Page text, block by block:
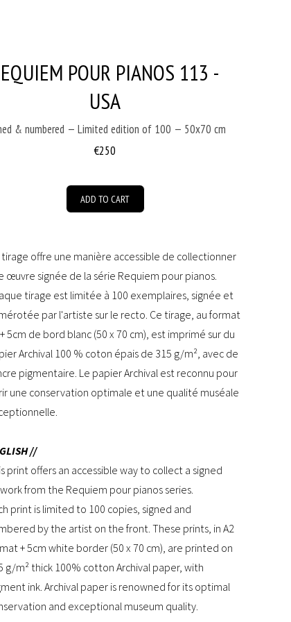
POUR PIANOS 113 -
USA
& numbered — Limited edition of 100 — 50x70 cm
€250
ADD TO CART
tirage offre une manière accessible de collectionner
œuvre signée de la série Requiem pour pianos.
tirage est limitée à 100 exemplaires, signée et
par l'artiste sur le recto. Ce tirage, au format
5cm de bord blanc (50 x 70 cm), est imprimé sur du
Archival 100 % coton épais de 315 g/m², avec de
pigmentaire. Le papier Archival est reconnu pour
une conservation optimale et une qualité muséale
//
print offers an accessible way to collect a signed
from the Requiem pour pianos series.
print is limited to 100 copies, signed and
by the artist on the front. These prints, in A2
+ 5cm white border (50 x 70 cm), are printed on
g/m² thick 100% cotton Archival paper, with
ink. Archival paper is renowned for its optimal
and exceptional museum quality.